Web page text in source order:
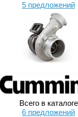
5 предложений
Всего в каталоге
6 предложений